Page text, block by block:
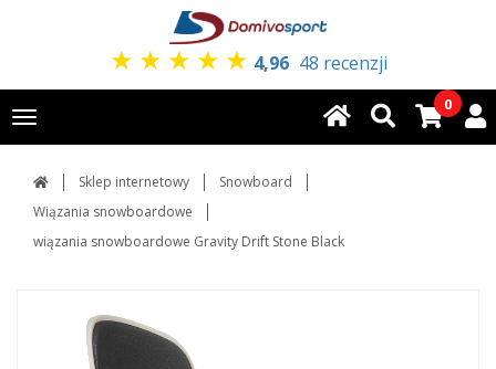
★ ★ ★ ★ ★ 4,96 48 recenzji
Toggle
navigation
0
Sklep internetowy
Snowboard
Wiązania snowboardowe
wiązania snowboardowe Gravity Drift Stone Black